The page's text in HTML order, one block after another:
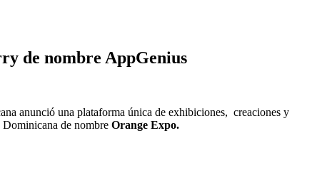
de nombre AppGenius
anunció una plataforma única de exhibiciones, creaciones y
de nombre Orange Expo.